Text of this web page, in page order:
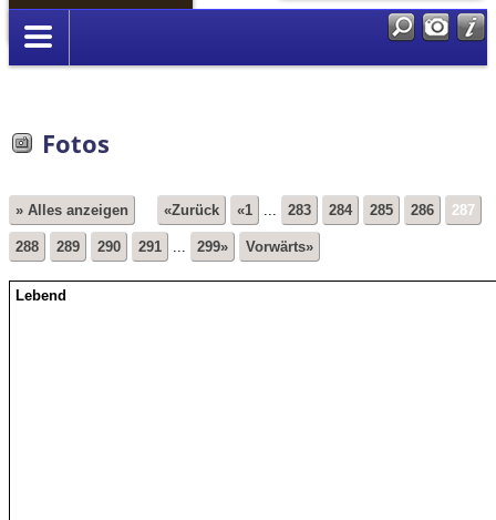
Anmelden
Fotos
» Alles anzeigen «Zurück «1 ... 283 284 285 286 287
288 289 290 291 ... 299» Vorwärts»
Lebend